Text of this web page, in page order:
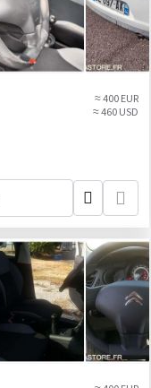
≈ 400 EUR
≈ 460 USD